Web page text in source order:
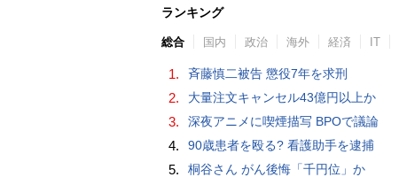
ランキング
総合 国内 政治 海外 経済 IT
1. 斉藤慎二被告 懲役7年を求刑
2. 大量注文キャンセル43億円以上か
3. 深夜アニメに喫煙描写 BPOで議論
4. 90歳患者を殴る? 看護助手を逮捕
5. 桐谷さん がん後悔「千円位」か